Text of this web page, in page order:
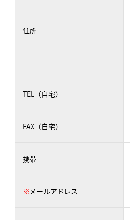
住所
TEL（自宅）
FAX（自宅）
携帯
※ メールアドレス